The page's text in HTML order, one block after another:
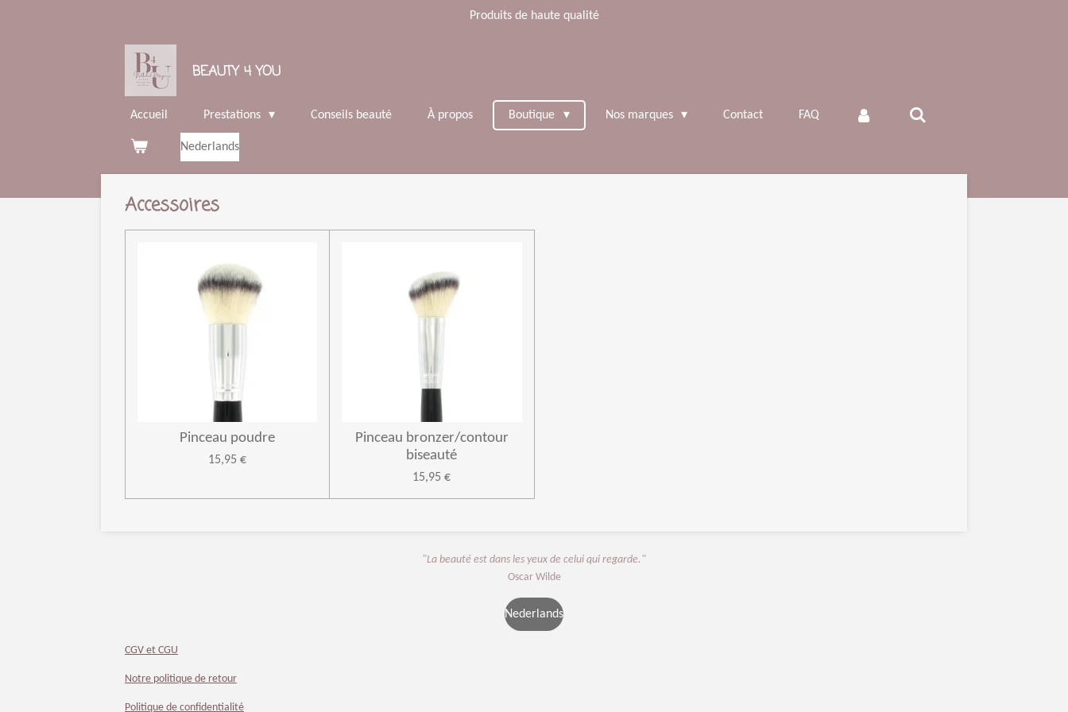
Produits de haute qualité
BEAUTY 4 YOU
Accueil Prestations Conseils beauté À propos Boutique Nos marques Contact FAQ
Nederlands
Accessoires
Pinceau poudre
15,95 €
Pinceau bronzer/contour
biseauté
15,95 €
"La beauté est dans les yeux de celui qui regarde."
Oscar Wilde
Nederlands
CGV et CGU
Notre politique de retour
Politique de confidentialité